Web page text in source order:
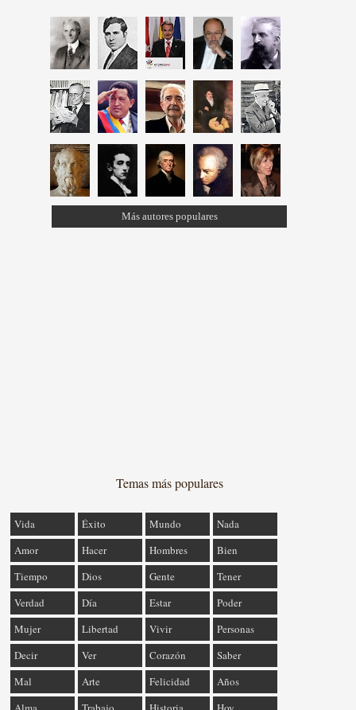
Más autores populares
Temas más populares
Vida Éxito Mundo
Nada
Amor
Hacer Hombres
Bien
Tiempo
Dios Gente
Tener
Verdad
Día Estar
Poder
Mujer
Libertad Vivir
Personas
Decir
Ver Corazón
Saber
Mal
Arte Felicidad
Años